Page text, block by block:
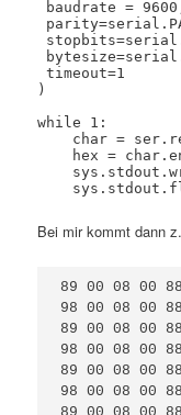
timeout=1
)
while 1:
Bei mir kommt dann
89 00 08 00
98 00 08 00
89 00 08 00
98 00 08 00
89 00 08 00
98 00 08 00